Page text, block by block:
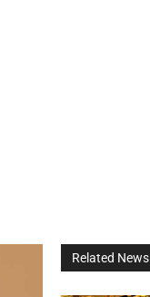
Related News